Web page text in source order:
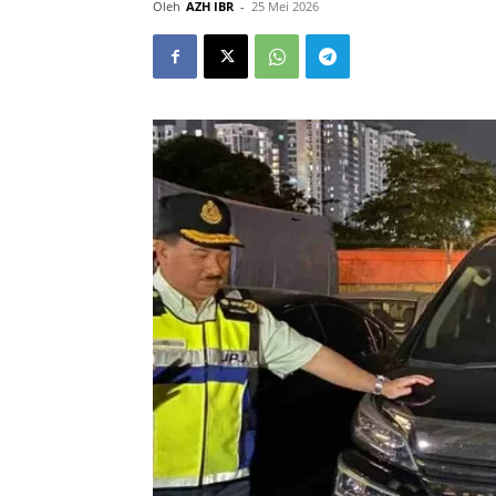
Oleh AZH IBR - 25 Mei 2026